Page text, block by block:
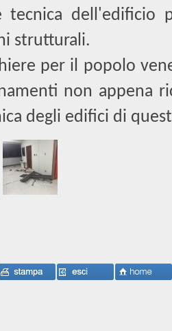
tecnica dell'edificio
strutturali.
per il popolo
non appena
degli edifici di